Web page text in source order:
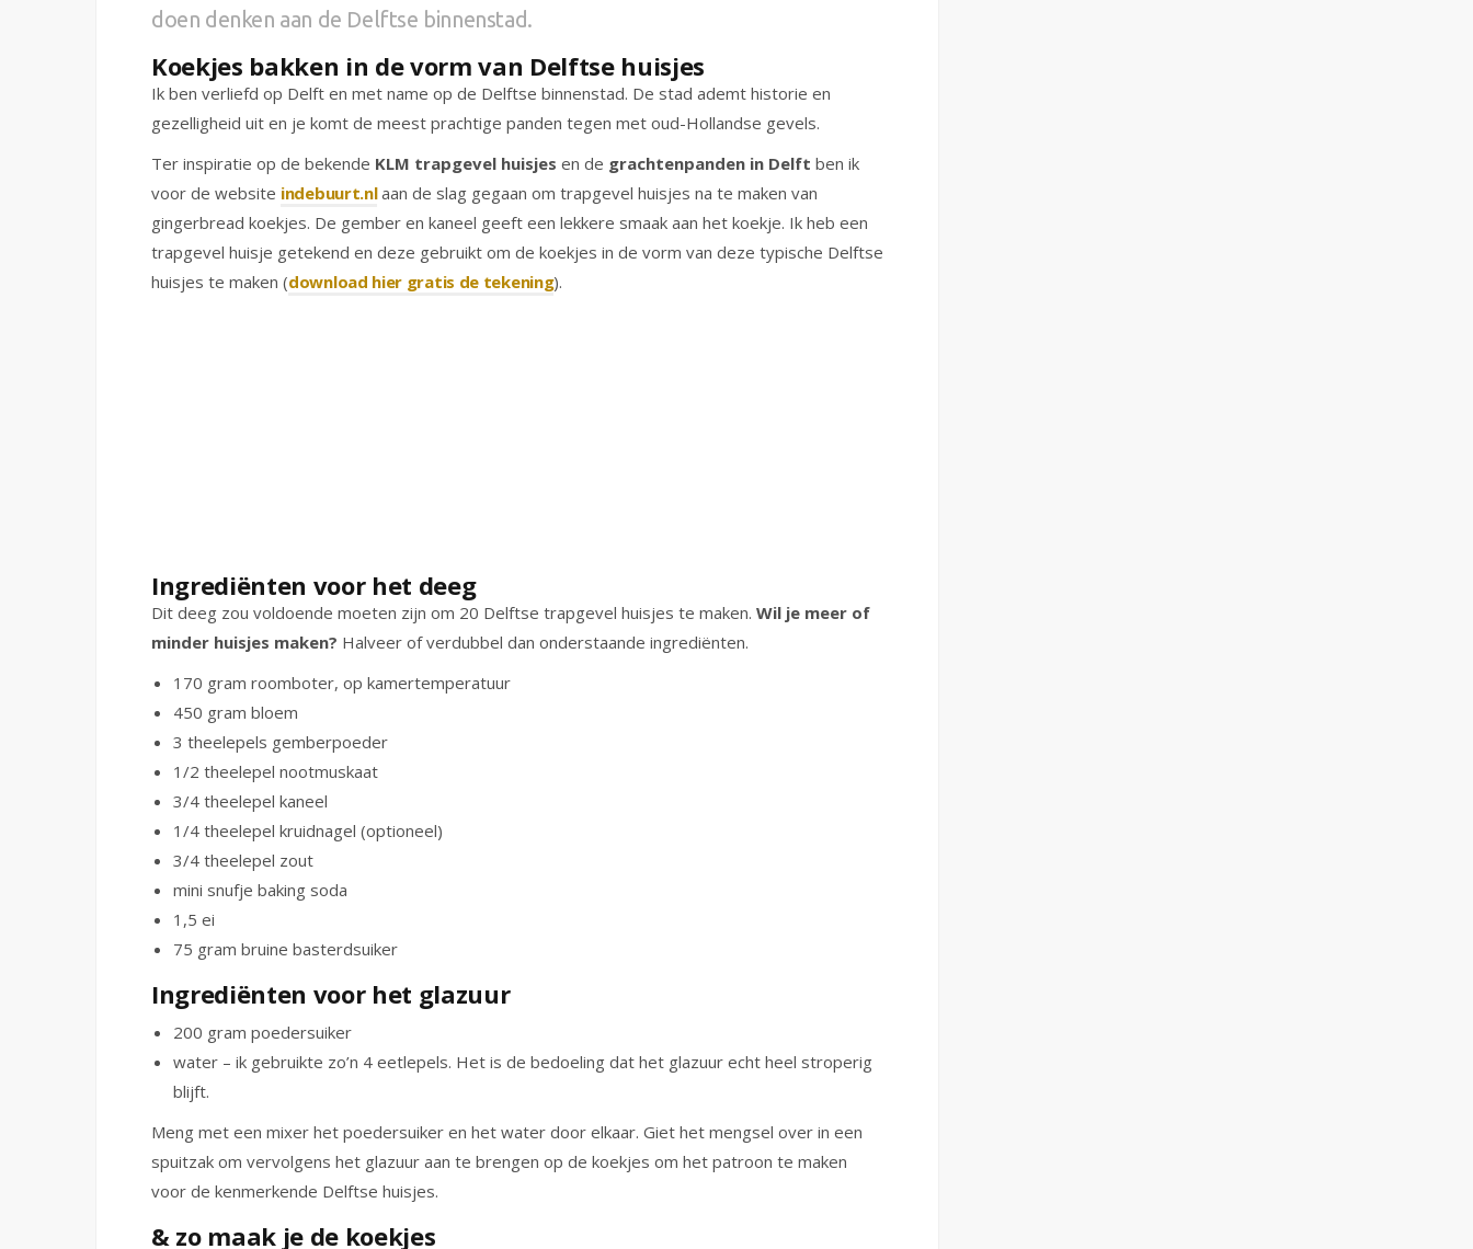
doen denken aan de Delftse binnenstad.
Koekjes bakken in de vorm van Delftse huisjes
Ik ben verliefd op Delft en met name op de Delftse binnenstad. De stad ademt historie en
gezelligheid uit en je komt de meest prachtige panden tegen met oud-Hollandse gevels.
Ter inspiratie op de bekende KLM trapgevel huisjes en de grachtenpanden in Delft ben ik
voor de website indebuurt.nlaan de slag gegaan om trapgevel huisjes na te maken van
gingerbread koekjes. De gember en kaneel geeft een lekkere smaak aan het koekje. Ik heb een
trapgevel huisje getekend en deze gebruikt om de koekjes in de vorm van deze typische Delftse
huisjes te maken (download hier gratis de tekening).
Ingrediënten voor het deeg
Dit deeg zou voldoende moeten zijn om 20 Delftse trapgevel huisjes te maken. Wil je meer of
minder huisjes maken? Halveer of verdubbel dan onderstaande ingrediënten.
170 gram roomboter, op kamertemperatuur
450 gram bloem
3 theelepels gemberpoeder
1/2 theelepel nootmuskaat
3/4 theelepel kaneel
1/4 theelepel kruidnagel (optioneel)
3/4 theelepel zout
mini snufje baking soda
1,5 ei
75 gram bruine basterdsuiker
Ingrediënten voor het glazuur
200 gram poedersuiker
water – ik gebruikte zo’n 4 eetlepels. Het is de bedoeling dat het glazuur echt heel stroperig
blijft.
Meng met een mixer het poedersuiker en het water door elkaar. Giet het mengsel over in een
spuitzak om vervolgens het glazuur aan te brengen op de koekjes om het patroon te maken
voor de kenmerkende Delftse huisjes.
& zo maak je de koekjes